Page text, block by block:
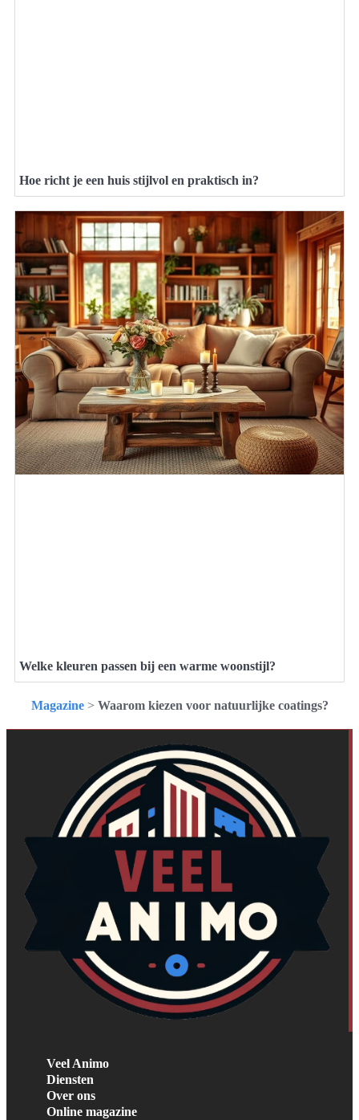
Hoe richt je een huis stijlvol en praktisch in?
Welke kleuren passen bij een warme woonstijl?
Magazine> Waarom kiezen voor natuurlijke coatings?
Veel Animo
Diensten
Over ons
Online magazine